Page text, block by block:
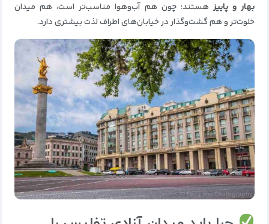
بهار و پاییز هستند؛ چون هم آب‌وهوا مناسب‌تر است، هم میدان
خلوت‌تر و هم گشت‌وگذار در خیابان‌های اطراف لذت بیشتری دارد.